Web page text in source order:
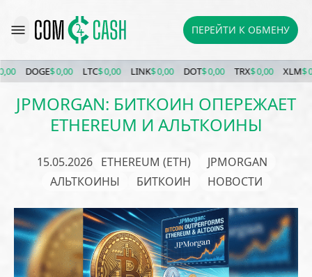
ПЕРЕЙТИ К ОБМЕНУ
DOGE$ 0,00 LTC $ 0,00 LINK$ 0,00 DOT$ 0,00 TRX $ 0,00 XLM$ 0,00
JPMORGAN: БИТКОИН ОПЕРЕЖАЕТ
ETHEREUM И АЛЬТКОИНЫ
15.05.2026 ETHEREUM (ETH)
JPMORGAN
АЛЬТКОИНЫ
БИТКОИН НОВОСТИ